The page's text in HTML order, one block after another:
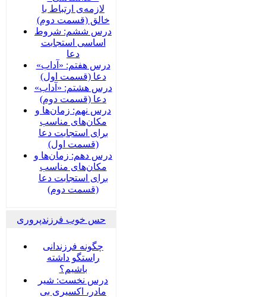
لازمه‌ی ارتباط با
خالق (قسمت دوم)
درس ششم: شروط
اساسی استجابت
دعا
درس هفتم: «آداب»
دعا (قسمت اول)
درس هشتم: «آداب»
دعا (قسمت دوم)
درس نهم: زمان‌ها و
مکان‌های مناسب
برای استجابت دعا
(قسمت اول)
درس دهم: زمان‌ها و
مکان‌های مناسب
برای استجابت دعا
(قسمت دوم)
حس خوب فرزندپروری
چگونه فرزندانی
راستگو داشته
باشیم؟
درس نخست: شیر
مادر، اکسیری بی